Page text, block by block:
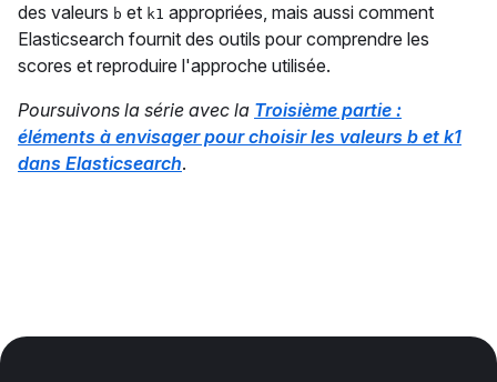
des valeurs b et k1 appropriées, mais aussi comment
Elasticsearch fournit des outils pour comprendre les
scores et reproduire l'approche utilisée.
Poursuivons la série avec la Troisième partie :
éléments à envisager pour choisir les valeurs b et k1
dans Elasticsearch.